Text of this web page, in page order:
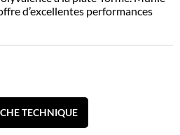
d’excellentes performances
TECHNIQUE